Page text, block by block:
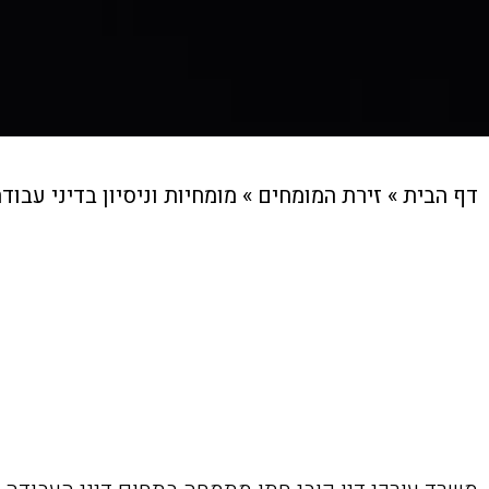
דף הבית» זירת המומחים » מומחיות וניסיון בדיני